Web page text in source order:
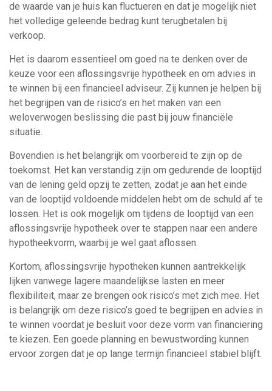
de waarde van je huis kan fluctueren en dat je mogelijk niet
het volledige geleende bedrag kunt terugbetalen bij
verkoop.
Het is daarom essentieel om goed na te denken over de
keuze voor een aflossingsvrije hypotheek en om advies in
te winnen bij een financieel adviseur. Zij kunnen je helpen bij
het begrijpen van de risico’s en het maken van een
weloverwogen beslissing die past bij jouw financiële
situatie.
Bovendien is het belangrijk om voorbereid te zijn op de
toekomst. Het kan verstandig zijn om gedurende de looptijd
van de lening geld opzij te zetten, zodat je aan het einde
van de looptijd voldoende middelen hebt om de schuld af te
lossen. Het is ook mogelijk om tijdens de looptijd van een
aflossingsvrije hypotheek over te stappen naar een andere
hypotheekvorm, waarbij je wel gaat aflossen.
Kortom, aflossingsvrije hypotheken kunnen aantrekkelijk
lijken vanwege lagere maandelijkse lasten en meer
flexibiliteit, maar ze brengen ook risico’s met zich mee. Het
is belangrijk om deze risico’s goed te begrijpen en advies in
te winnen voordat je besluit voor deze vorm van financiering
te kiezen. Een goede planning en bewustwording kunnen
ervoor zorgen dat je op lange termijn financieel stabiel blijft.